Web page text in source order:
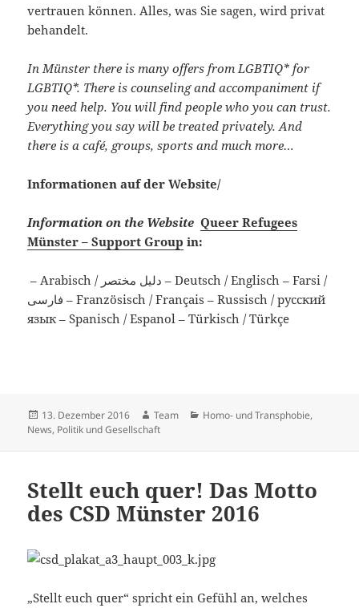
vertrauen können. Alles, was Sie sagen, wird privat
behandelt.
In Münster there is many offers from LGBTIQ* for
LGBTIQ*. There is counseling and accompaniment if
you need help. You will find people who you can trust.
Everything you say will be treated privately. And
there is a café, groups, sports and much more…
Informationen auf der Website/
Information on the Website Queer Refugees
Münster – Support Group in:
– Arabisch / دليل مختصر – Deutsch / Englisch – Farsi /
فارسی – Französisch / Français – Russisch / русский
язык – Spanisch / Espanol – Türkisch / Türkçe
Veröffentlicht
am
13. Dezember 2016 Autor
Team Kategorien
Homo- und Transphobie,
News, Politik und Gesellschaft
Stellt euch quer! Das Motto
des CSD Münster 2016
„Stellt euch quer“ spricht ein Gefühl an, welches